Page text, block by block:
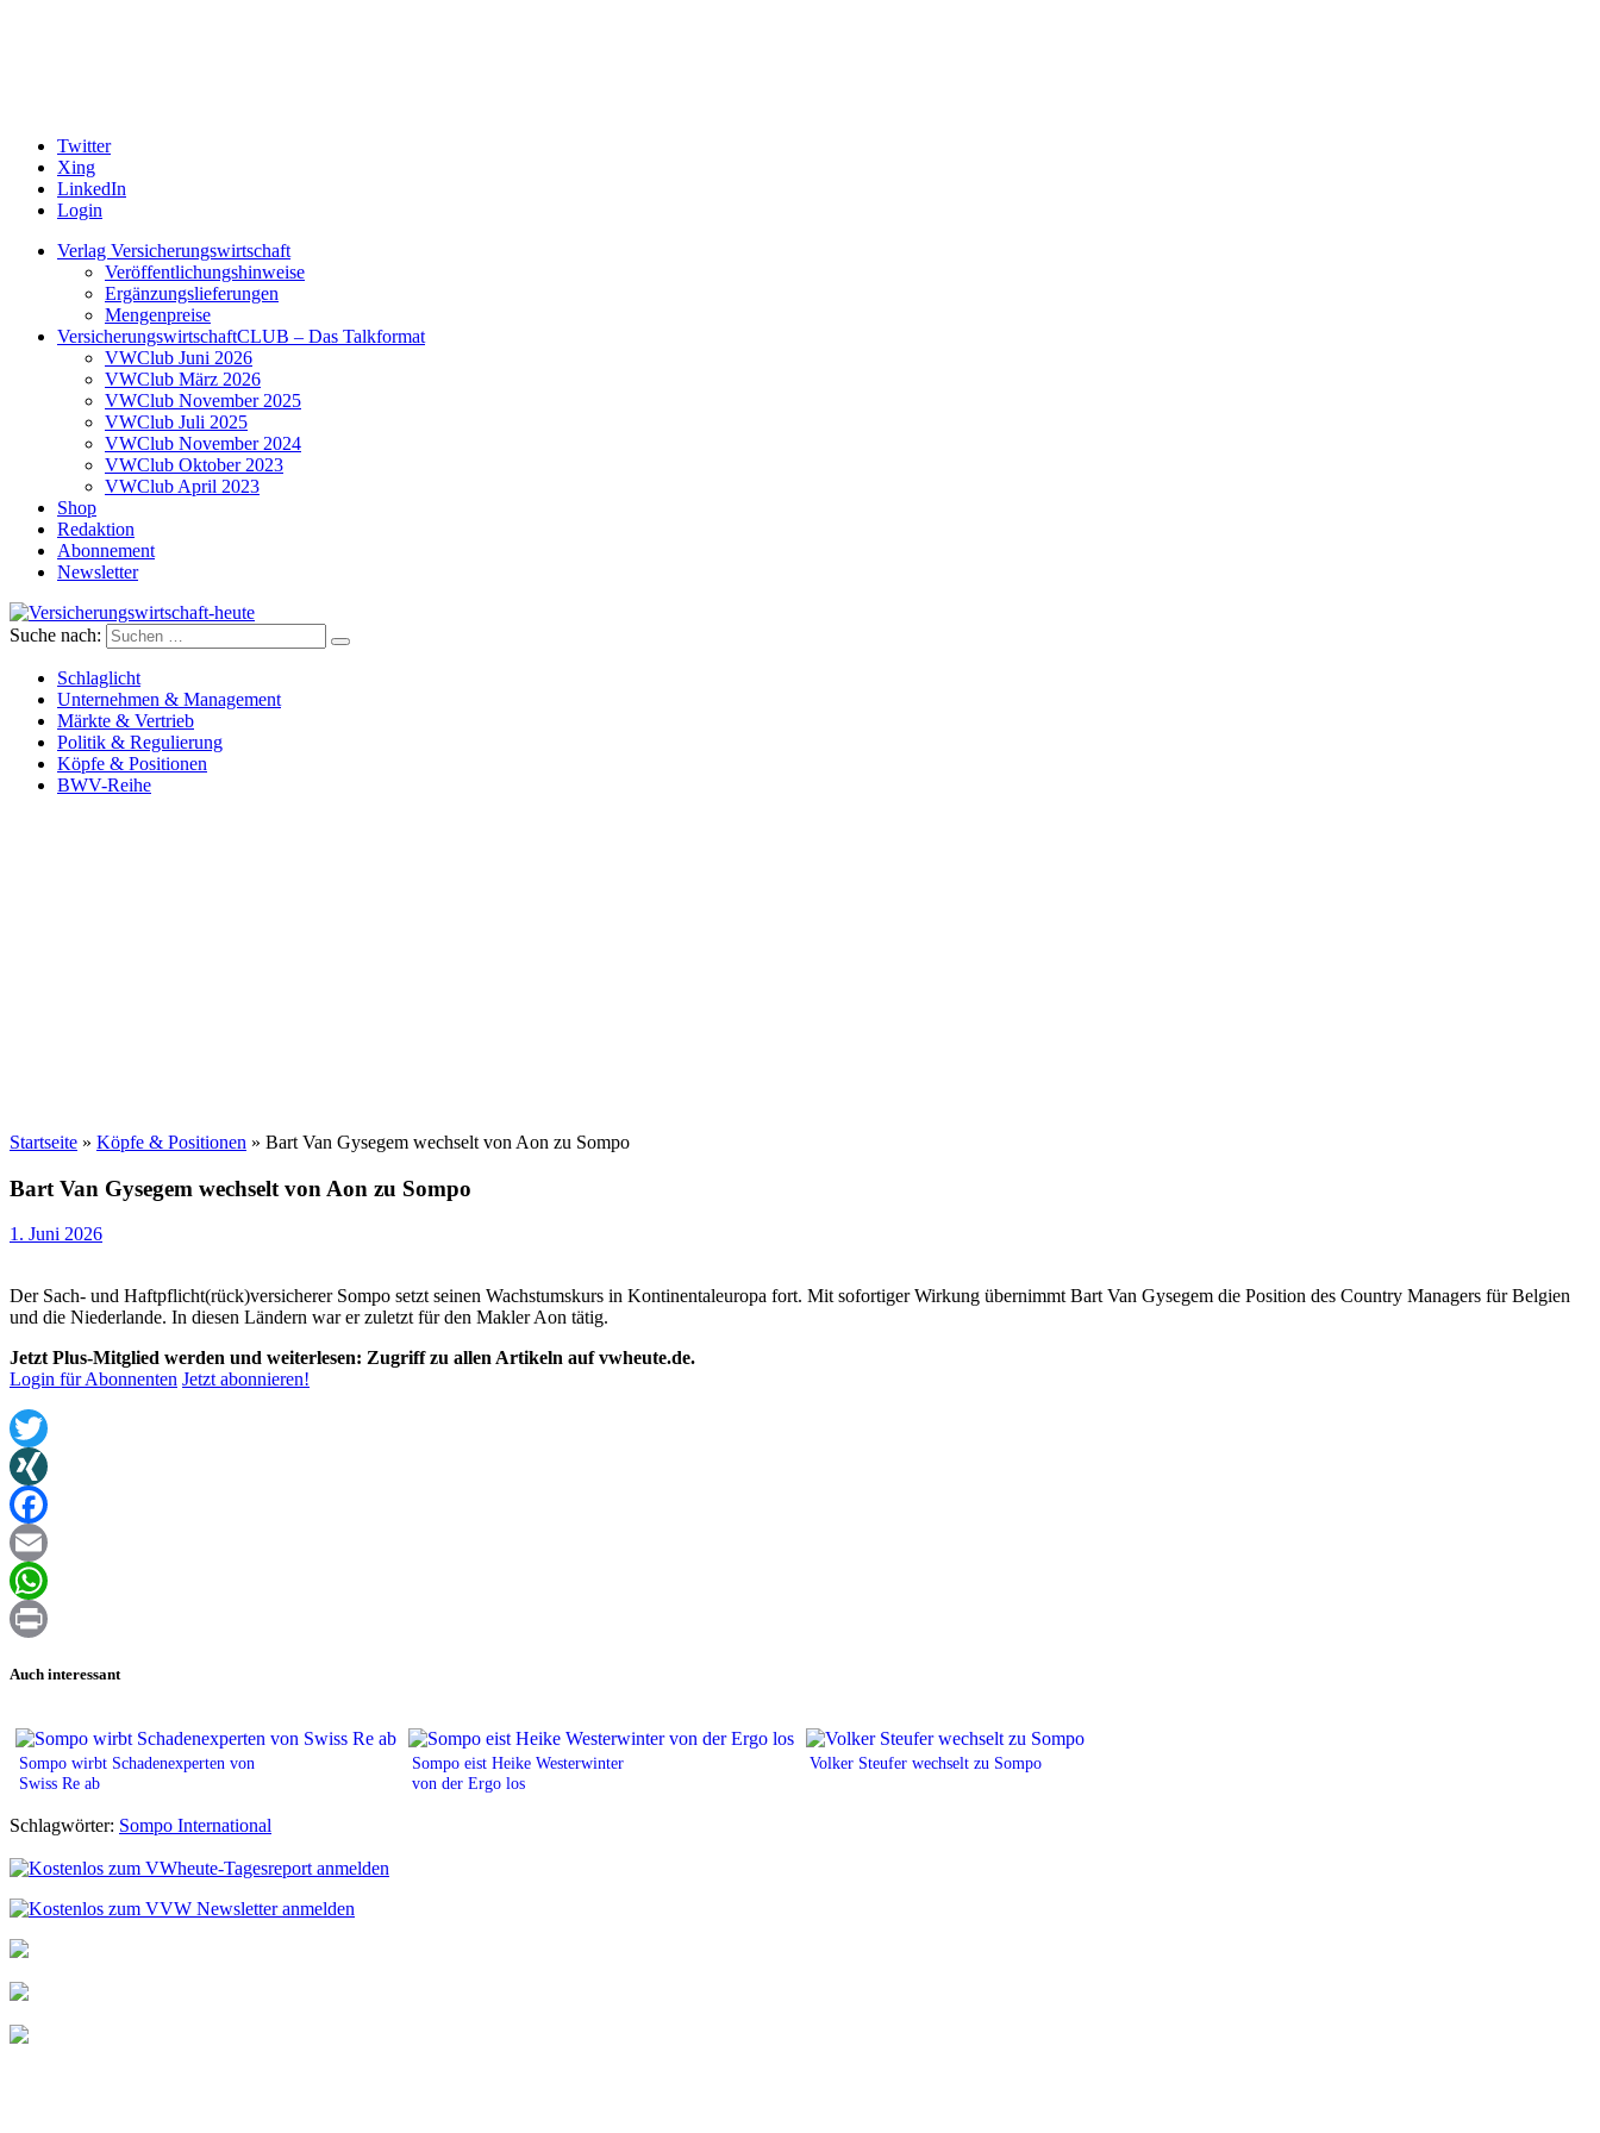
Twitter
Xing
LinkedIn
Login
Verlag Versicherungswirtschaft
Veröffentlichungshinweise
Ergänzungslieferungen
Mengenpreise
VersicherungswirtschaftCLUB – Das Talkformat
VWClub Juni 2026
VWClub März 2026
VWClub November 2025
VWClub Juli 2025
VWClub November 2024
VWClub Oktober 2023
VWClub April 2023
Shop
Redaktion
Abonnement
Newsletter
Versicherungswirtschaft-heute
Suche nach:
Schlaglicht
Unternehmen & Management
Märkte & Vertrieb
Politik & Regulierung
Köpfe & Positionen
BWV-Reihe
Startseite » Köpfe & Positionen » Bart Van Gysegem wechselt von Aon zu Sompo
Bart Van Gysegem wechselt von Aon zu Sompo
1. Juni 2026
Der Sach- und Haftpflicht(rück)versicherer Sompo setzt seinen Wachstumskurs in Kontinentaleuropa fort. Mit sofortiger Wirkung übernimmt Bart Van Gysegem die Position des Country Managers für Belgien
und die Niederlande. In diesen Ländern war er zuletzt für den Makler Aon tätig.
Jetzt Plus-Mitglied werden und weiterlesen: Zugriff zu allen Artikeln auf vwheute.de.
Login für Abonnenten Jetzt abonnieren!
Twitter
XING
Facebook
Email
WhatsApp
Auch interessant
Sompo wirbt Schadenexperten von
Swiss Re ab
Sompo eist Heike Westerwinter
von der Ergo los
Volker Steufer wechselt zu Sompo
Schlagwörter: Sompo International